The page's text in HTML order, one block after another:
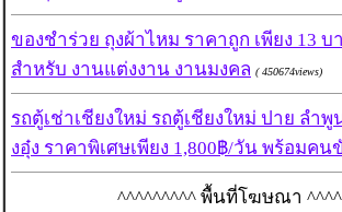
ของชำร่วย ถุงผ้าไหม ราคาถูก เพียง 13 บ
สำหรับ งานแต่งงาน งานมงคล ( 450674views)
รถตู้เช่าเชียงใหม่ รถตู้เชียงใหม่ ปาย ลำ
งอุ๋ง ราคาพิเศษเพียง 1,800฿/วัน พร้อมคน
^^^^^^^^^ พื้นที่โฆษณา